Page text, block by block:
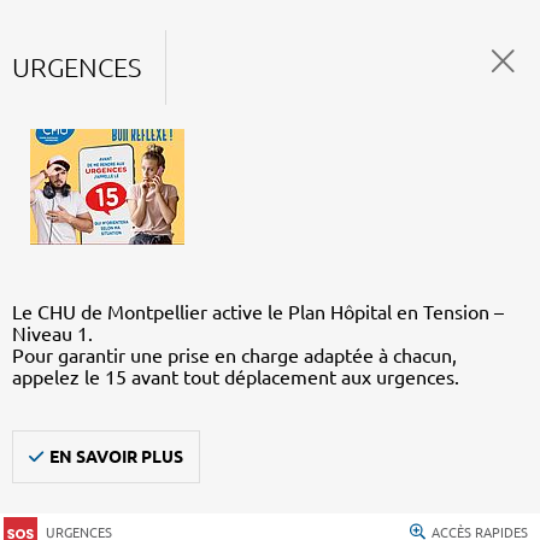
URGENCES
Le CHU de Montpellier active le Plan Hôpital en Tension –
Niveau 1.
Pour garantir une prise en charge adaptée à chacun,
appelez le 15 avant tout déplacement aux urgences.
EN SAVOIR PLUS
URGENCES ACCÈS RAPIDES